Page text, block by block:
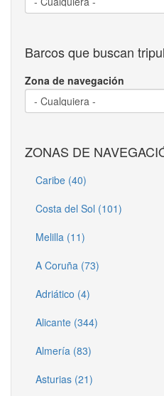
Barcos que buscan
Zona de navegación
ZONAS DE
Caribe (40)
Costa del Sol (101)
Melilla (11)
A Coruña (73)
Adriático (4)
Alicante (344)
Almería (83)
Asturias (21)